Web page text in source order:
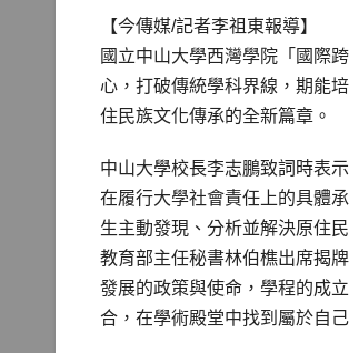
【今傳媒/記者李祖東報導】
國立中山大學西灣學院「國際
心，打破傳統學科界線，期能
住民族文化傳承的全新篇章。
中山大學校長李志鵬致詞時表
在履行大學社會責任上的具體
生主動發現、分析並解決原住
教育部主任秘書林伯樵出席揭
發展的政策與使命，學程的成
合，在學術殿堂中找到屬於自己